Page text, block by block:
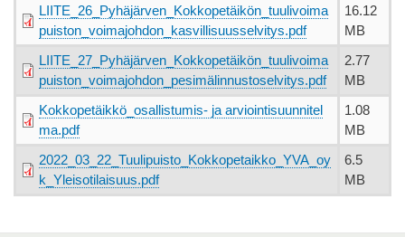
LIITE_26_Pyhäjärven_Kokkopetäikön_tuulivoima
puiston_voimajohdon_kasvillisuusselvitys.pdf
16.12
MB
LIITE_27_Pyhäjärven_Kokkopetäikön_tuulivoima
puiston_voimajohdon_pesimälinnustoselvitys.pdf
2.77
MB
Kokkopetäikkö_osallistumis- ja arviointisuunnitel
ma.pdf
1.08
MB
2022_03_22_Tuulipuisto_Kokkopetaikko_YVA_oy
k_Yleisotilaisuus.pdf
6.5
MB